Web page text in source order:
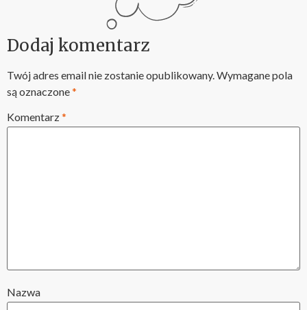
Dodaj komentarz
Twój adres email nie zostanie opublikowany.Wymagane pola
są oznaczone*
Komentarz*
Nazwa